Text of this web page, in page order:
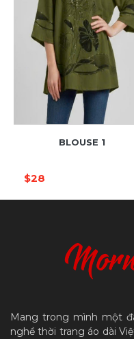
BLOUSE 1
$28
Mang trong mình một
nghề thời trang áo dài